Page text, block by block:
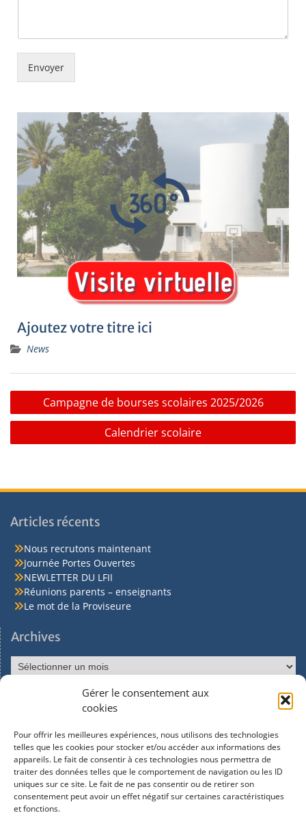
Gérer le consentement aux
cookies
Pour offrir les meilleures expériences, nous utilisons des technologies
telles que les cookies pour stocker et/ou accéder aux informations des
appareils. Le fait de consentir à ces technologies nous permettra de
traiter des données telles que le comportement de navigation ou les ID
uniques sur ce site. Le fait de ne pas consentir ou de retirer son
consentement peut avoir un effet négatif sur certaines caractéristiques
et fonctions.
Envoyer
Ajoutez votre titre ici
News
Campagne de bourses scolaires 2025/2026
Calendrier scolaire
Articles récents
Nous recrutons maintenant
Journée Portes Ouvertes
NEWLETTER DU LFII
Réunions parents – enseignants
Le mot de la Proviseure
Archives
Réseaux sociaux
Facebook
Instagram